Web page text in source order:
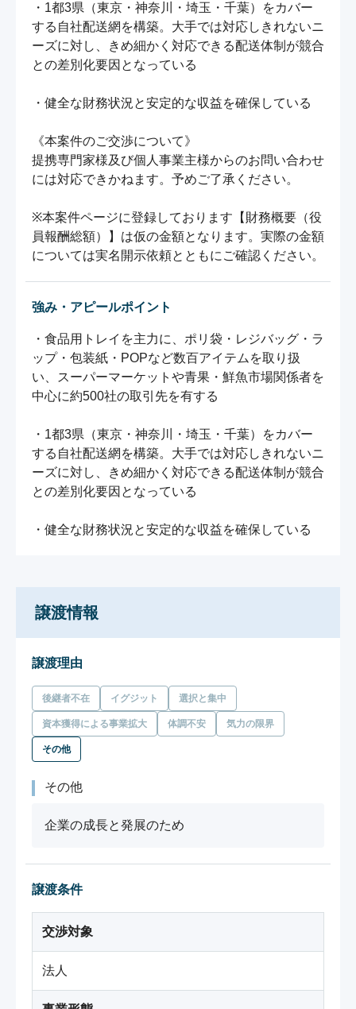
・1都3県（東京・神奈川・埼玉・千葉）をカバー
する自社配送網を構築。大手では対応しきれないニ
ーズに対し、きめ細かく対応できる配送体制が競合
との差別化要因となっている
・健全な財務状況と安定的な収益を確保している
《本案件のご交渉について》
提携専門家様及び個人事業主様からのお問い合わせ
には対応できかねます。予めご了承ください。
※本案件ページに登録しております【財務概要（役
員報酬総額）】は仮の金額となります。実際の金額
については実名開示依頼とともにご確認ください。
強み・アピールポイント
・食品用トレイを主力に、ポリ袋・レジバッグ・ラ
ップ・包装紙・POPなど数百アイテムを取り扱
い、スーパーマーケットや青果・鮮魚市場関係者を
中心に約500社の取引先を有する
・1都3県（東京・神奈川・埼玉・千葉）をカバー
する自社配送網を構築。大手では対応しきれないニ
ーズに対し、きめ細かく対応できる配送体制が競合
との差別化要因となっている
・健全な財務状況と安定的な収益を確保している
譲渡情報
譲渡理由
後継者不在 イグジット 選択と集中
資本獲得による事業拡大 体調不安 気力の限界
その他
その他
企業の成長と発展のため
譲渡条件
交渉対象
法人